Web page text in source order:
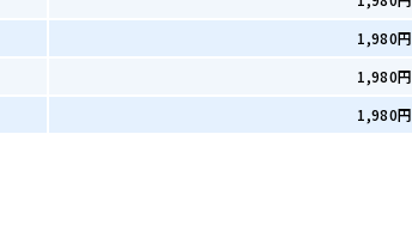
1,980円
1,980円
1,980円